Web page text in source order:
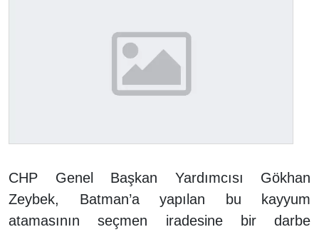
CHP Genel Başkan Yardımcısı Gökhan
Zeybek, Batman’a yapılan bu kayyum
atamasının seçmen iradesine bir darbe